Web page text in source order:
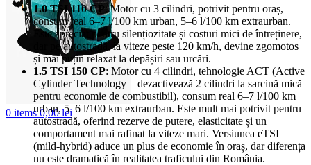
0 items 0,00lei
1.0 TSI 110 CP: Motor cu 3 cilindri, potrivit pentru oraș,
consum real 6–7 l/100 km urban, 5–6 l/100 km extraurban.
Este apreciat pentru silențiozitate și costuri mici de întreținere,
dar pe autostradă, la viteze peste 120 km/h, devine zgomotos
și mai puțin relaxat la depășiri sau urcări.
1.5 TSI 150 CP: Motor cu 4 cilindri, tehnologie ACT (Active
Cylinder Technology – dezactivează 2 cilindri la sarcină mică
pentru economie de combustibil), consum real 6–7 l/100 km
urban, 5–6 l/100 km extraurban. Este mult mai potrivit pentru
autostradă, oferind rezerve de putere, elasticitate și un
comportament mai rafinat la viteze mari. Versiunea eTSI
(mild-hybrid) aduce un plus de economie în oraș, dar diferența
nu este dramatică în realitatea traficului din România.